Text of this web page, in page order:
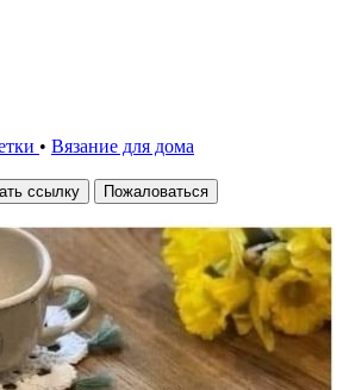
• Вязание для дома
ссылку Пожаловаться